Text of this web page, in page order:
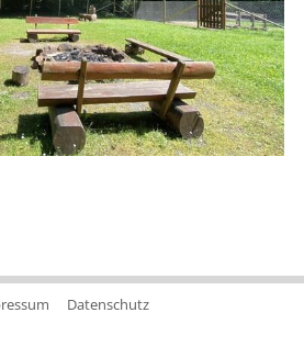
Datenschutz